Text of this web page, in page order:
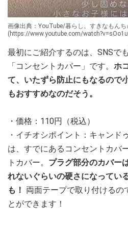
画像出典：YouTube/暮らし。すきなもんち
(https://www.youtube.com/
最初にご紹介するのは、SNSで
「コンセントカバー」です。 ホ
て、いたずら防止にもなるので
もおすすめなのだそう。
・価格：110円（税込）
・イチオシポイント：キャンド
は、すでにあるコンセントカバ
トカバー。 プラグ部分のカバー
れないぐらいの硬さになってい
も！ 両面テープで取り付けるの
とができます！